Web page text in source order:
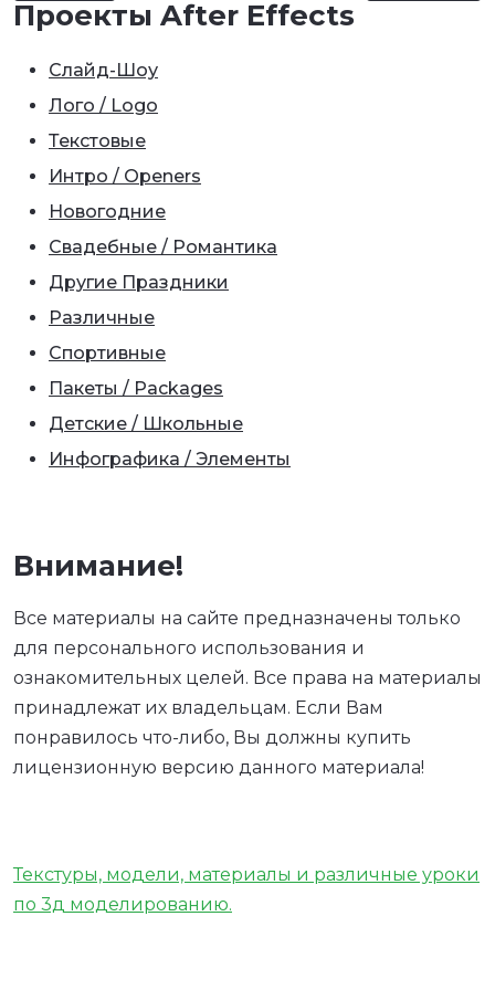
Проекты After Effects
Слайд-Шоу
Лого / Logo
Текстовые
Интро / Openers
Новогодние
Свадебные / Романтика
Другие Праздники
Различные
Спортивные
Пакеты / Packages
Детские / Школьные
Инфографика / Элементы
Внимание!
Все материалы на сайте предназначены только
для персонального использования и
ознакомительных целей. Все права на материалы
принадлежат их владельцам. Если Вам
понравилось что-либо, Вы должны купить
лицензионную версию данного материала!
Текстуры, модели, материалы и различные уроки
по 3д моделированию.